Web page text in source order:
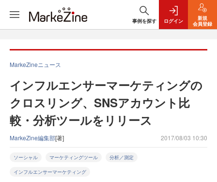
事例を探す ログイン
新規
会員登録
MarkeZineニュース
インフルエンサーマーケティングの
クロスリング、SNSアカウント比
較・分析ツールをリリース
MarkeZine編集部[著] 2017/08/03 10:30
ソーシャル マーケティングツール 分析／測定
インフルエンサーマーケティング